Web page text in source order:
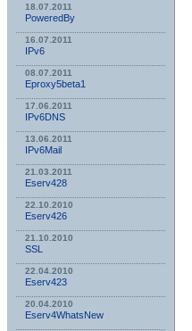
18.07.2011
PoweredBy
16.07.2011
IPv6
08.07.2011
Eproxy5beta1
17.06.2011
IPv6DNS
13.06.2011
IPv6Mail
21.03.2011
Eserv428
22.10.2010
Eserv426
21.10.2010
SSL
22.04.2010
Eserv423
20.04.2010
Eserv4WhatsNew